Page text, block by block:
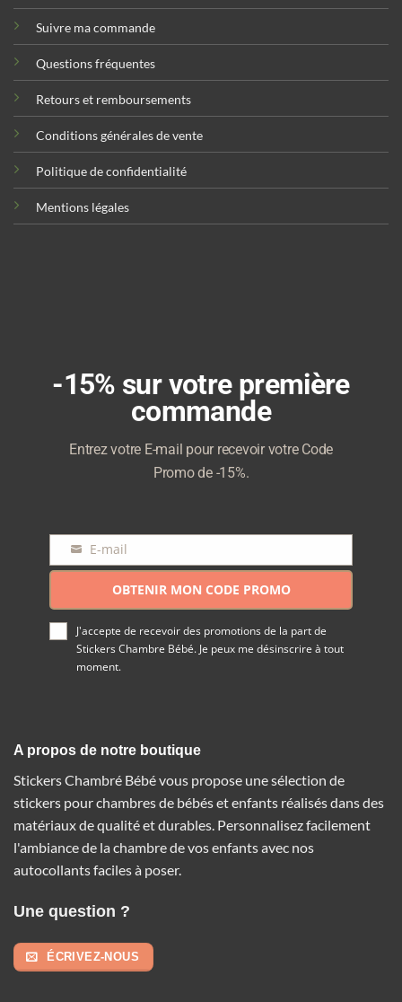
Suivre ma commande
Questions fréquentes
Retours et remboursements
Conditions générales de vente
Politique de confidentialité
Mentions légales
-15% sur votre première
commande
Entrez votre E-mail pour recevoir votre Code
Promo de -15%.
mail
E-mail
OBTENIR MON CODE PROMO
J'accepte de recevoir des promotions de la part de
Stickers Chambre Bébé. Je peux me désinscrire à tout
moment.
A propos de notre boutique
Stickers Chambré Bébé vous propose une sélection de
stickers pour chambres de bébés et enfants réalisés dans des
matériaux de qualité et durables. Personnalisez facilement
l'ambiance de la chambre de vos enfants avec nos
autocollants faciles à poser.
Une question ?
ÉCRIVEZ-NOUS